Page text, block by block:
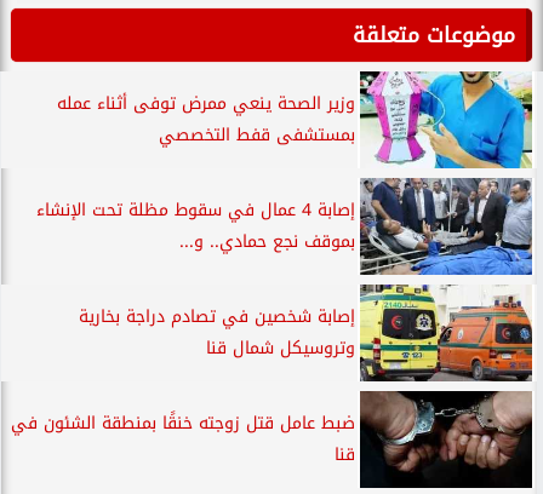
موضوعات متعلقة
وزير الصحة ينعي ممرض توفى أثناء عمله
بمستشفى قفط التخصصي
إصابة 4 عمال في سقوط مظلة تحت الإنشاء
بموقف نجع حمادي.. و...
إصابة شخصين في تصادم دراجة بخارية
وتروسيكل شمال قنا
ضبط عامل قتل زوجته خنقًا بمنطقة الشئون في
قنا